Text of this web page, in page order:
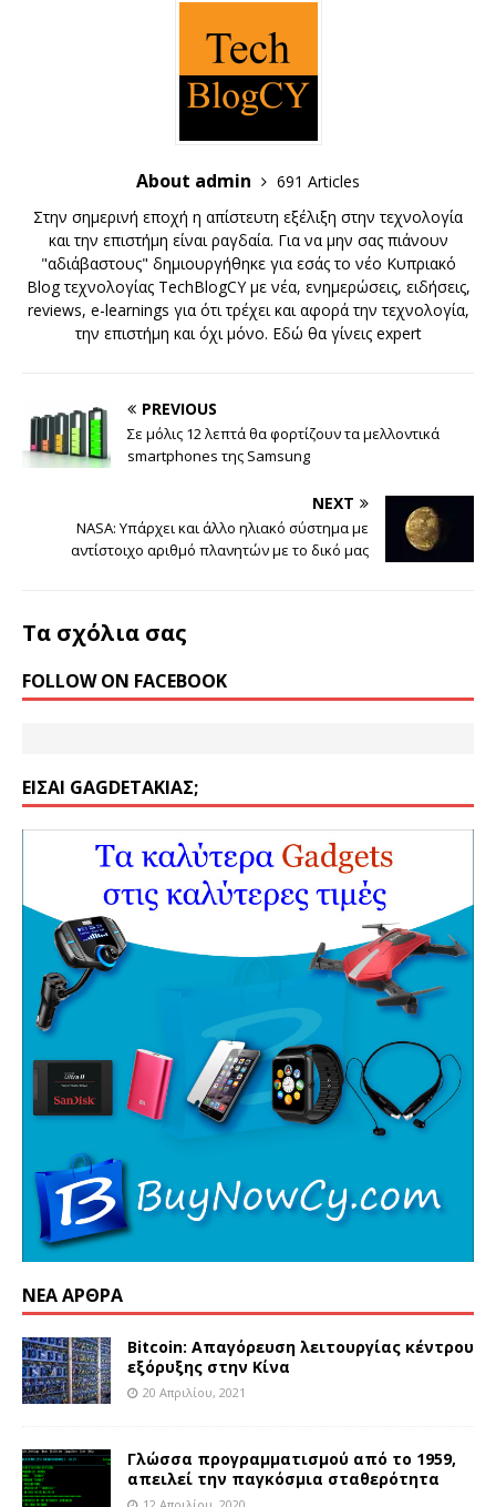
About admin
691 Articles
Στην σημερινή εποχή η απίστευτη εξέλιξη στην τεχνολογία
και την επιστήμη είναι ραγδαία. Για να μην σας πιάνουν
"αδιάβαστους" δημιουργήθηκε για εσάς το νέο Κυπριακό
Blog τεχνολογίας TechBlogCY με νέα, ενημερώσεις, ειδήσεις,
reviews, e-learnings για ότι τρέχει και αφορά την τεχνολογία,
την επιστήμη και όχι μόνο. Εδώ θα γίνεις expert
PREVIOUS
Σε μόλις 12 λεπτά θα φορτίζουν τα μελλοντικά
smartphones της Samsung
NEXT
NASA: Υπάρχει και άλλο ηλιακό σύστημα με
αντίστοιχο αριθμό πλανητών με το δικό μας
Τα σχόλια σας
FOLLOW ON FACEBOOK
ΕΊΣΑΙ GAGDETΆΚΙΑΣ;
ΝΈΑ ΆΡΘΡΑ
Bitcoin: Απαγόρευση λειτουργίας κέντρου
εξόρυξης στην Κίνα
20 Απριλίου, 2021
Γλώσσα προγραμματισμού από το 1959,
απειλεί την παγκόσμια σταθερότητα